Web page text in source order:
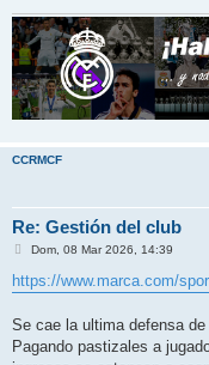
CCRMCF
Re: Gestión del club
M
n
s
j
Dom, 08 Mar 2026, 14:39
https://www.marca.com/
Se cae la ultima defensa
Pagando pastizales a